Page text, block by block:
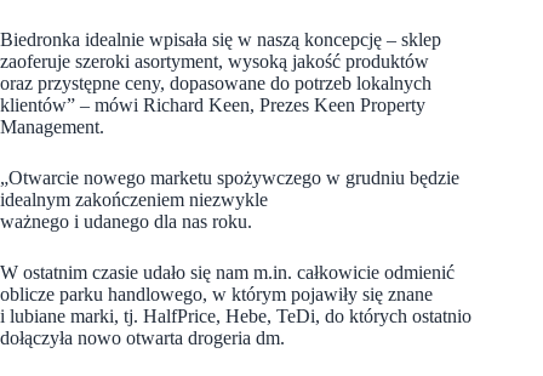
Biedronka idealnie wpisała się w naszą koncepcję – sklep
zaoferuje szeroki asortyment, wysoką jakość produktów
oraz przystępne ceny, dopasowane do potrzeb lokalnych
klientów” – mówi Richard Keen, Prezes Keen Property
Management.
„Otwarcie nowego marketu spożywczego w grudniu będzie
idealnym zakończeniem niezwykle
ważnego i udanego dla nas roku.
W ostatnim czasie udało się nam m.in. całkowicie odmienić
oblicze parku handlowego, w którym pojawiły się znane
i lubiane marki, tj. HalfPrice, Hebe, TeDi, do których ostatnio
dołączyła nowo otwarta drogeria dm.